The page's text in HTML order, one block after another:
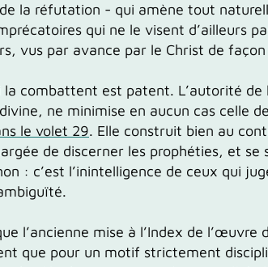
la réfutation - qui amène tout
qui ne le visent d’ailleurs
vus par avance par le Christ de
la combattent est patent. L’autorité de
ne minimise en aucun cas celle
le volet 29. Elle construit bien au
de discerner les prophéties, et
: c’est l’inintelligence de ceux qui
l’ancienne mise à l’Index de l’œuvre
que pour un motif strictement